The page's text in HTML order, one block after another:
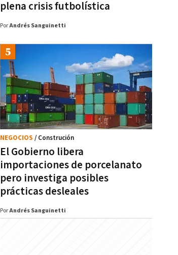
plena crisis futbolística
PorAndrés Sanguinetti
El Gobierno libera
importaciones de porcelanato
pero investiga posibles
prácticas desleales
NEGOCIOS / Construción
PorAndrés Sanguinetti